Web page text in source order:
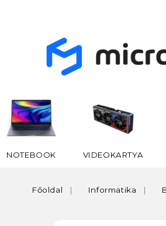
NOTEBOOK VIDEOKARTYA
Főoldal Informatika